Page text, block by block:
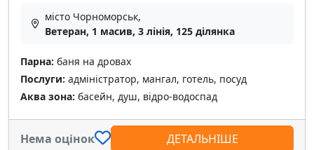
місто Чорноморськ,
Ветеран, 1 масив, 3 лінія, 125 ділянка
Парна: баня на дровах
Послуги: адміністратор, мангал, готель, посуд
Аква зона: басейн, душ, відро-водоспад
Нема оцінок ДЕТАЛЬНІШЕ